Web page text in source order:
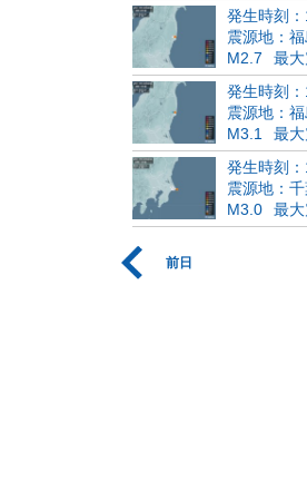
発生時刻
震源地：
M2.7
最大
発生時刻
震源地：
M3.1
最
発生時刻
震源地：
M3.0
最大
前日